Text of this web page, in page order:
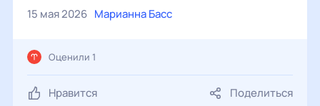
15 мая 2026 Марианна Басс
Нравится Поделиться
Оценили 1